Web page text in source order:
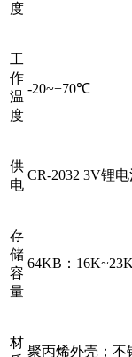
度
工
作
温
度
-20~+70℃
供
电
CR-2032 3V锂
存
储
容
量
64KB：
材
聚丙烯外壳；不